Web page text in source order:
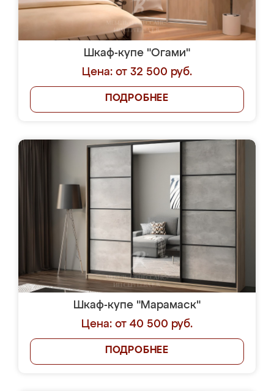
Шкаф-купе "Огами"
Цена: от 32 500 руб.
ПОДРОБНЕЕ
Шкаф-купе "Марамаск"
Цена: от 40 500 руб.
ПОДРОБНЕЕ